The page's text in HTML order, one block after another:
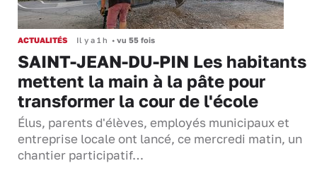
ACTUALITÉS Il y a 1 h • vu 55 fois
SAINT-JEAN-DU-PIN Les habitants
mettent la main à la pâte pour
transformer la cour de l'école
Élus, parents d'élèves, employés municipaux et
entreprise locale ont lancé, ce mercredi matin, un
chantier participatif…